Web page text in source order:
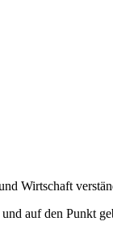
Wirtschaft
auf den Punkt